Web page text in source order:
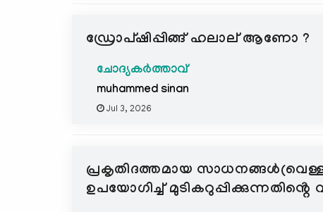
ഡ്രോപ്ഷിപ്പിങ്ങ് ഹലാല് ആണോ ?
ചോദ്യകർത്താവ്
muhammed sinan
Jul 3, 2026
പ്രകൃതിദത്തമായ
ഉപയോഗിച്ച്